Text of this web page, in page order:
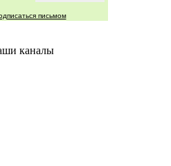
письмом
каналы